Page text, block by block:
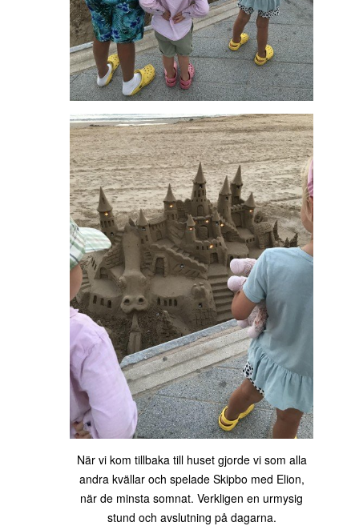
När vi kom tillbaka till huset gjorde vi som alla
andra kvällar och spelade Skipbo med Elion,
när de minsta somnat. Verkligen en urmysig
stund och avslutning på dagarna.